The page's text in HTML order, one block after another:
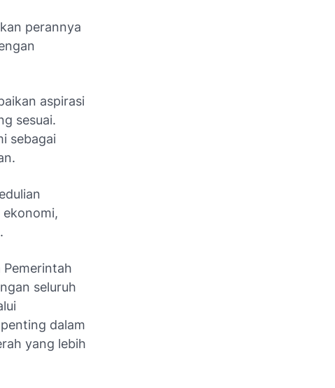
perannya
aspirasi
sesuai.
sebagai
Pemerintah
seluruh
dalam
yang lebih